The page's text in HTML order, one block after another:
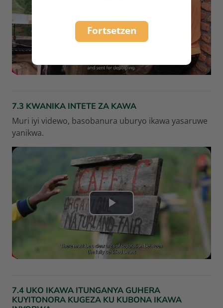
Fortsetzen
i
e
n
V
d
o
a
b
s
p
i
e
e
7.3 KWANIKA INTETE ZA KAWA
Muri iyi videwo, basobanura uburyo ikawa yasaruwe
yanikwa.
V
i
d
o
7.4 UKO IKAWA ITUNGANYA GUHERA
KUYITONORA KUGEZA KU KUBONA IKAWA